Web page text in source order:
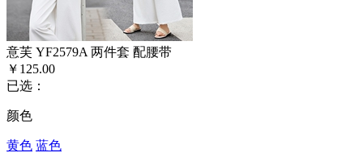
意芙 YF2579A 两件套 配腰带
￥125.00
已选：
颜色
黄色 蓝色